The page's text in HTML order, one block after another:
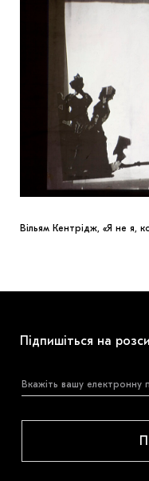
Вільям Кентрідж, «Я не я,
Підпишіться на